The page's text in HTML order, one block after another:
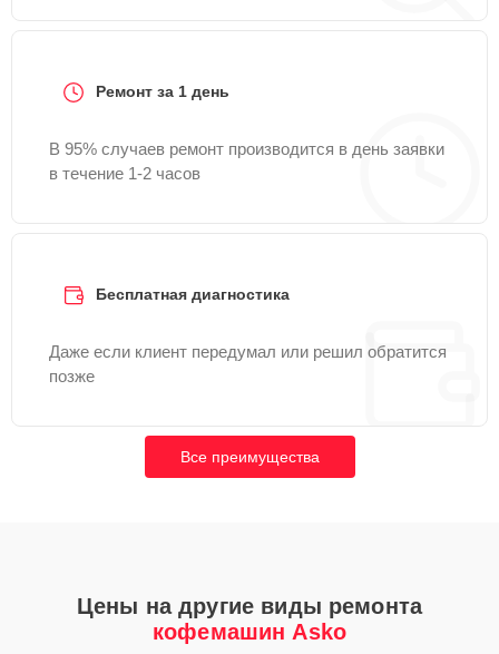
Ремонт за 1 день
В 95% случаев ремонт производится в день заявки
в течение 1-2 часов
Бесплатная диагностика
Даже если клиент передумал или решил обратится
позже
Все преимущества
Цены на другие виды ремонта
кофемашин Asko